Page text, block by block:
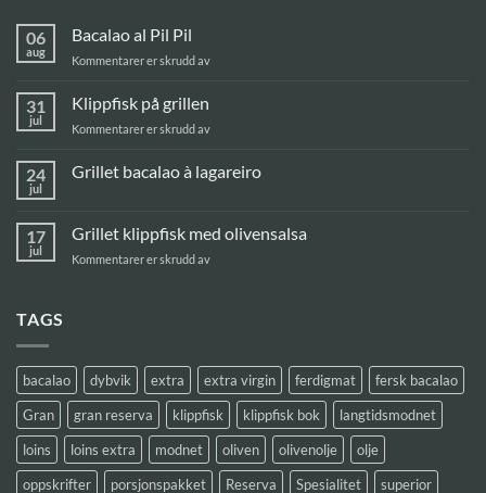
06
aug
Bacalao al Pil Pil
Kommentarer er skrudd avfor
31
jul
Klippfisk på grillen
Kommentarer er skrudd avfor
grillen
24
jul
Grillet bacalao à lagareiro
Grillet
à
17
jul
Grillet klippfisk med olivensalsa
Kommentarer er skrudd avfor
TAGS
bacalao dybvik extra extra virgin ferdigmat
fersk bacalao
Gran
gran reserva klippfisk klippfisk bok
langtidsmodnet
loins
loins extra modnet oliven olivenolje
olje
oppskrifter
porsjonspakket Reserva Spesialitet superior